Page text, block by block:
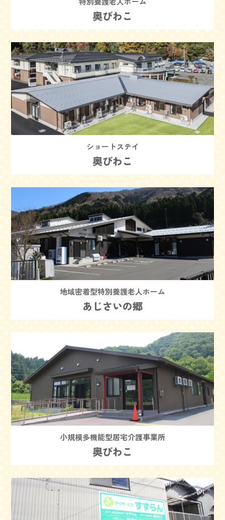
奥びわこ
ショートステイ
奥びわこ
地域密着型特別養護老人ホーム
あじさいの郷
小規模多機能型居宅介護事業所
奥びわこ